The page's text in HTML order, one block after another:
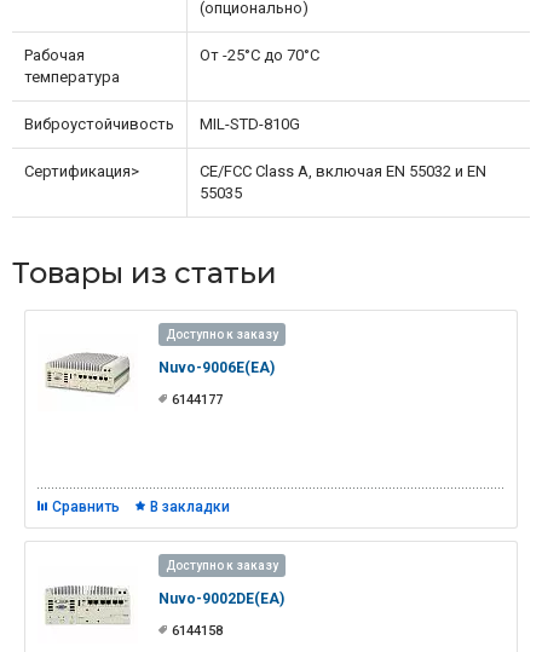
(опционально)
Рабочая
температура
От -25°C до 70°C
Виброустойчивость MIL-STD-810G
Сертификация>
CE/FCC Class A, включая EN 55032 и EN
55035
Товары из статьи
Доступно к заказу
Nuvo-9006E(EA)
6144177
Сравнить В закладки
Доступно к заказу
Nuvo-9002DE(EA)
6144158